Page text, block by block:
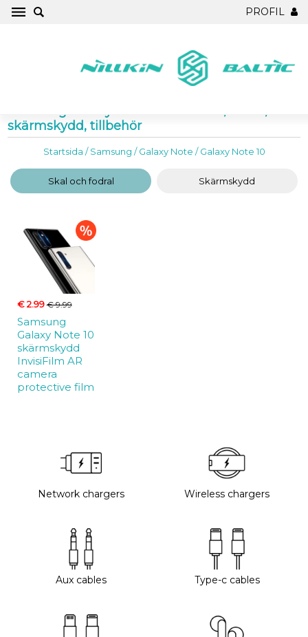
PROFIL
skärmskydd, tillbehör
Startsida /Samsung /Galaxy Note /Galaxy Note 10
Skal och fodral Skärmskydd
€ 2.99€ 9.99
Samsung
Galaxy Note 10
skärmskydd
InvisiFilm AR
camera
protective film
Network chargers Wireless chargers
Aux cables Type-c cables